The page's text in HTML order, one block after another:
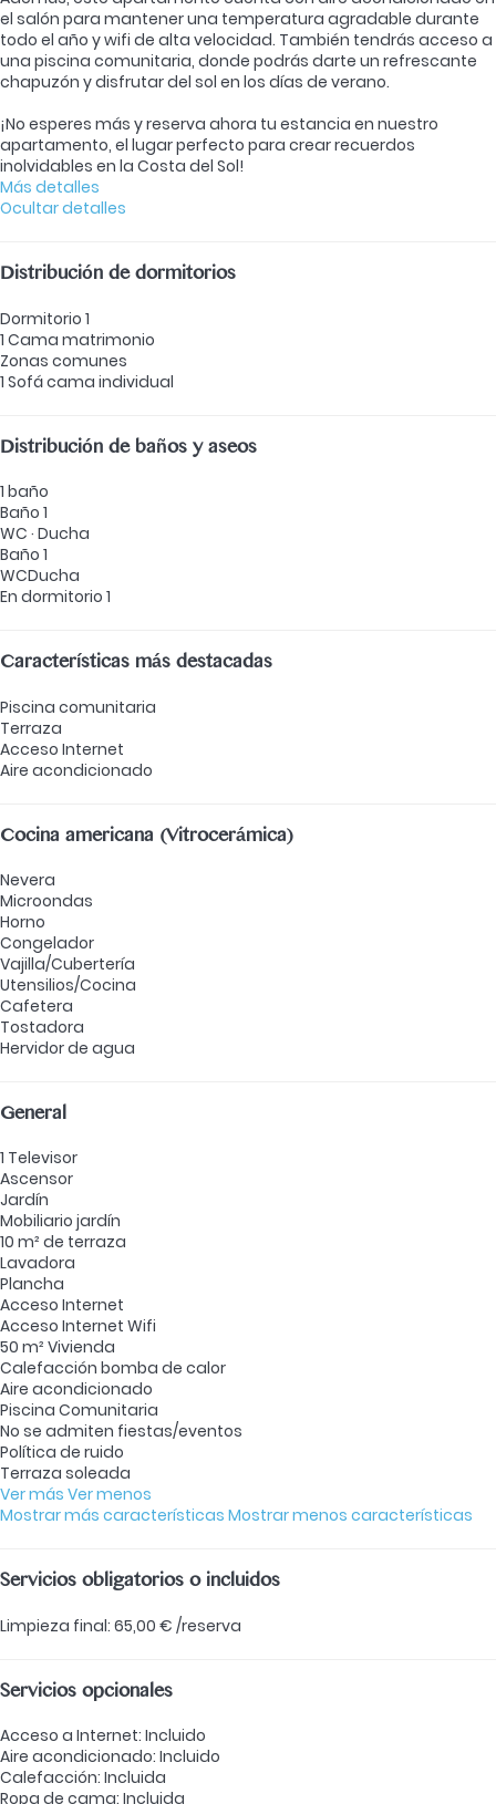
el salón para mantener una temperatura agradable durante
todo el año y wifi de alta velocidad. También tendrás acceso a
una piscina comunitaria, donde podrás darte un refrescante
chapuzón y disfrutar del sol en los días de verano.
¡No esperes más y reserva ahora tu estancia en nuestro
apartamento, el lugar perfecto para crear recuerdos
inolvidables en la Costa del Sol!
Más detalles
Ocultar detalles
Distribución de dormitorios
Dormitorio 1
1 Cama matrimonio
Zonas comunes
1 Sofá cama individual
Distribución de baños y aseos
1 baño
Baño 1
WC · Ducha
Baño 1
WCDucha
En dormitorio 1
Características más destacadas
Piscina comunitaria
Terraza
Acceso Internet
Aire acondicionado
Cocina americana (Vitrocerámica)
Nevera
Microondas
Horno
Congelador
Vajilla/Cubertería
Utensilios/Cocina
Cafetera
Tostadora
Hervidor de agua
General
1 Televisor
Ascensor
Jardín
Mobiliario jardín
10 m² de terraza
Lavadora
Plancha
Acceso Internet
Acceso Internet Wifi
50 m² Vivienda
Calefacción bomba de calor
Aire acondicionado
Piscina Comunitaria
No se admiten fiestas/eventos
Política de ruido
Terraza soleada
Ver más Ver menos
Mostrar más características Mostrar menos características
Servicios obligatorios o incluidos
Limpieza final: 65,00 € /reserva
Servicios opcionales
Acceso a Internet: Incluido
Aire acondicionado: Incluido
Calefacción: Incluida
Ropa de cama: Incluida